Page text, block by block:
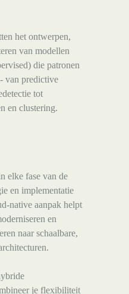
het ontwerpen,
van modellen
die patronen
van predictive
tot
en clustering.
elke fase van de
en implementatie
native aanpak helpt
en
naar schaalbare,
je flexibiliteit